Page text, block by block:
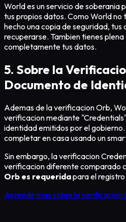
World es un servicio de soberania
tus propios datos. Como World no
hecho una copia de seguridad, tus
recuperarse. Tambien tienes
completamente tus datos.
5. Sobre la
Documento de
Ademas de la verificacion Orb,
verificacion mediante
identidad emitidos por el
completar en casa usando un
Sin embargo, la verificacion
verificacion diferente comparado
Orb es requeridapara el
Aprende mas sobre la verificacion